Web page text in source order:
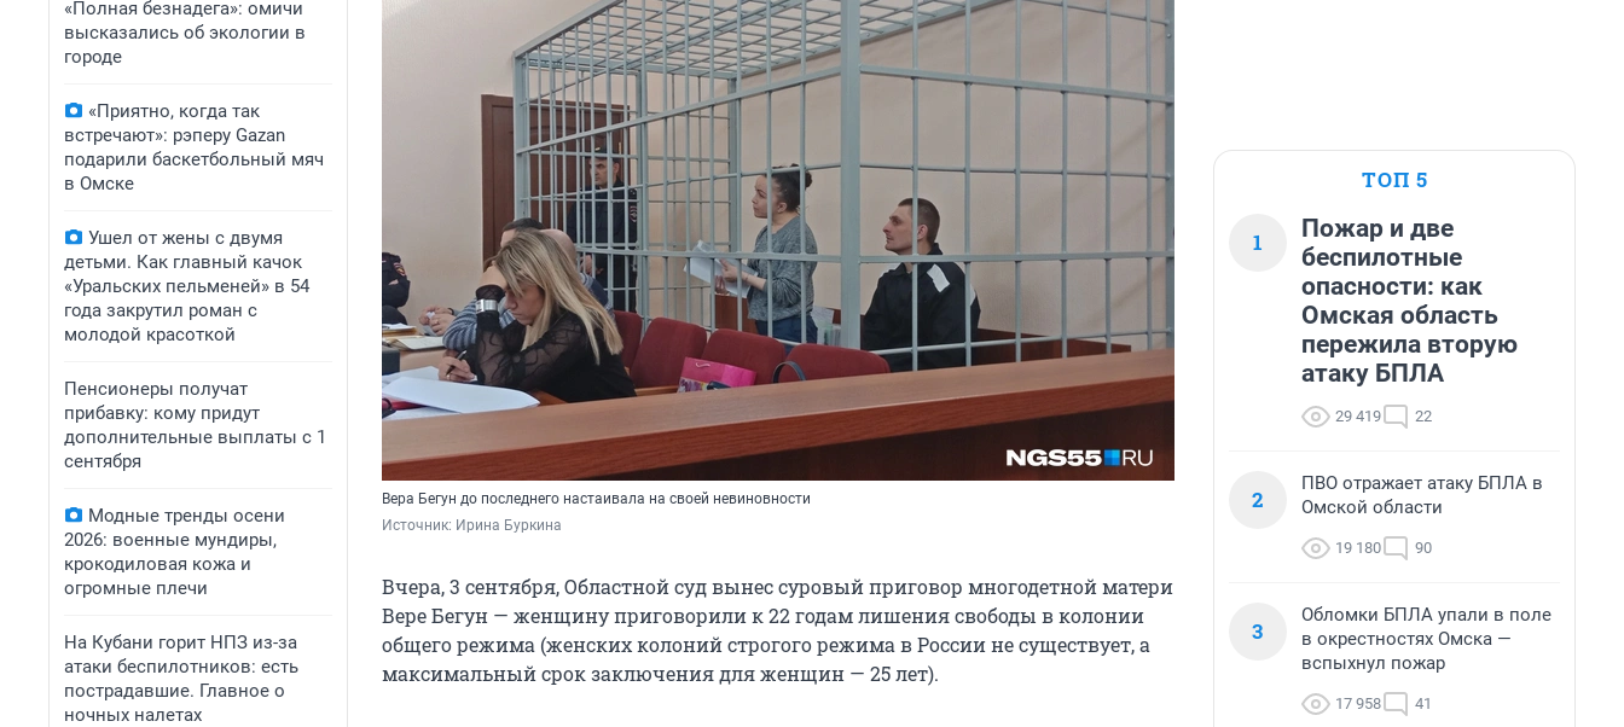
«Полная безнадега»: омичи
высказались об экологии в
городе
«Приятно, когда так
встречают»: рэперу Gazan
подарили баскетбольный мяч
в Омске
Ушел от жены с двумя
детьми. Как главный качок
«Уральских пельменей» в 54
года закрутил роман с
молодой красоткой
Пенсионеры получат
прибавку: кому придут
дополнительные выплаты с 1
сентября
Модные тренды осени
2026: военные мундиры,
крокодиловая кожа и
огромные плечи
На Кубани горит НПЗ из-за
атаки беспилотников: есть
пострадавшие. Главное о
ночных налетах
Вера Бегун до последнего настаивала на своей невиновности
Источник: Ирина Буркина
Вчера, 3 сентября, Областной суд вынес суровый приговор многодетной матери
Вере Бегун — женщину приговорили к 22 годам лишения свободы в колонии
общего режима (женских колоний строгого режима в России не существует, а
максимальный срок заключения для женщин — 25 лет).
ТОП 5
1
Пожар и две
беспилотные
опасности: как
Омская область
пережила вторую
атаку БПЛА
29 419 22
2
ПВО отражает атаку БПЛА в
Омской области
19 180 90
3
Обломки БПЛА упали в поле
в окрестностях Омска —
вспыхнул пожар
17 958 41